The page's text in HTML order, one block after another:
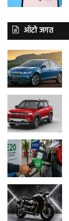
ऑटो जगत